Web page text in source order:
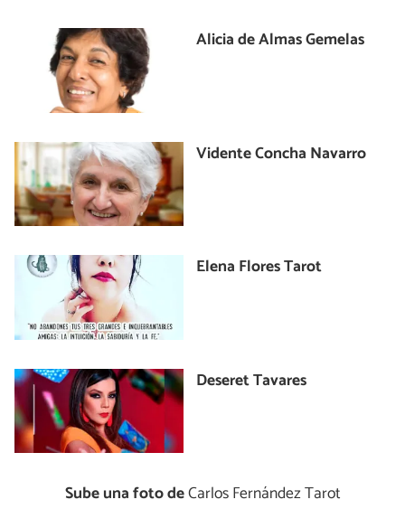
Alicia de Almas Gemelas
Vidente Concha Navarro
Elena Flores Tarot
Deseret Tavares
Sube una foto deCarlos Fernández Tarot